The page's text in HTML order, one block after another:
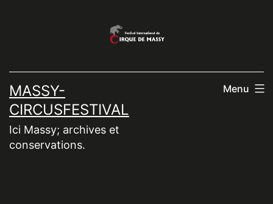
MASSY-
CIRCUSFESTIVAL
Ici Massy; archives et
conservations.
Menu